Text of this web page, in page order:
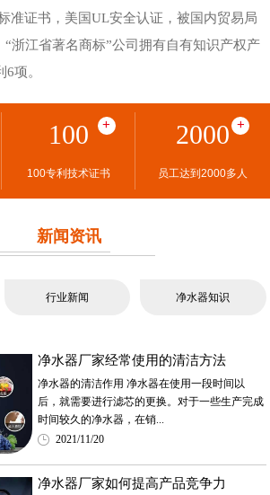
准证书，美国UL安全认证，被国内贸易局
“浙江省著名商标”公司拥有自有知识产权产
项。
100 +
100专利技术证书
2000 +
员工达到2000多人
新闻资讯
行业新闻 净水器知识
净水器厂家经常使用的清洁方法
净水器的清洁作用 净水器在使用一段时间以
后，就需要进行滤芯的更换。对于一些生产完成
时间较久的净水器，在销...
2021/11/20
净水器厂家如何提高产品竞争力